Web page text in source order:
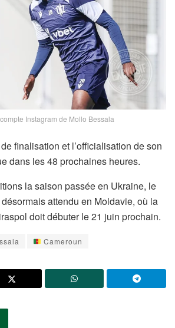
Instagram de Mollo Bessala
finalisation et l’officialisation de son
dans les 48 prochaines heures.
la saison passée en Ukraine, le
attendu en Moldavie, où la
doit débuter le 21 juin prochain.
Cameroun